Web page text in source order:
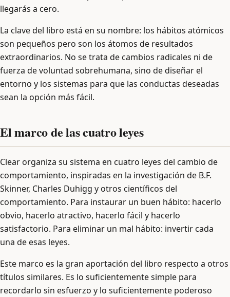
llegarás a cero.
La clave del libro está en su nombre: los hábitos atómicos
son pequeños pero son los átomos de resultados
extraordinarios. No se trata de cambios radicales ni de
fuerza de voluntad sobrehumana, sino de diseñar el
entorno y los sistemas para que las conductas deseadas
sean la opción más fácil.
El marco de las cuatro leyes
Clear organiza su sistema en cuatro leyes del cambio de
comportamiento, inspiradas en la investigación de B.F.
Skinner, Charles Duhigg y otros científicos del
comportamiento. Para instaurar un buen hábito: hacerlo
obvio, hacerlo atractivo, hacerlo fácil y hacerlo
satisfactorio. Para eliminar un mal hábito: invertir cada
una de esas leyes.
Este marco es la gran aportación del libro respecto a otros
títulos similares. Es lo suficientemente simple para
recordarlo sin esfuerzo y lo suficientemente poderoso